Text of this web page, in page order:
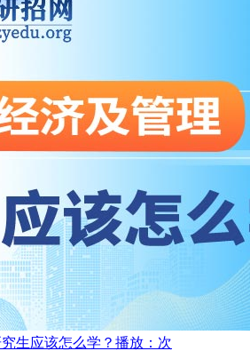
生应该怎么学？ 播放：次